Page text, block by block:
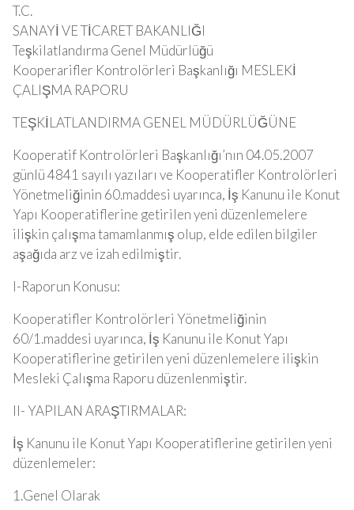
T.C.
SANAYİ VE TİCARET BAKANLIĞI
Teşkilatlandırma Genel Müdürlüğü
Kooperarifler Kontrolörleri Başkanlığı MESLEKİ
ÇALIŞMA RAPORU
TEŞKİLATLANDIRMA GENEL MÜDÜRLÜĞÜNE
Kooperatif Kontrolörleri Başkanlığı’nın 04.05.2007
günlü 4841 sayılı yazıları ve Kooperatifler Kontrolörleri
Yönetmeliğinin 60.maddesi uyarınca, İş Kanunu ile Konut
Yapı Kooperatiflerine getirilen yeni düzenlemelere
ilişkin çalışma tamamlanmış olup, elde edilen bilgiler
aşağıda arz ve izah edilmiştir.
I-Raporun Konusu:
Kooperatifler Kontrolörleri Yönetmeliğinin
60/1.maddesi uyarınca, İş Kanunu ile Konut Yapı
Kooperatiflerine getirilen yeni düzenlemelere ilişkin
Mesleki Çalışma Raporu düzenlenmiştir.
II- YAPILAN ARAŞTIRMALAR:
İş Kanunu ile Konut Yapı Kooperatiflerine getirilen yeni
düzenlemeler:
1.Genel Olarak